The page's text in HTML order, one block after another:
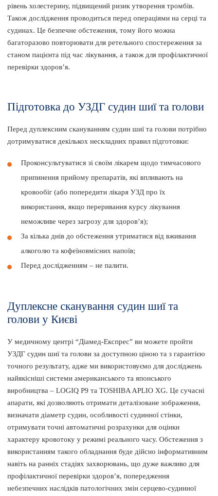
рівень холестерину, підвищений ризик утворення тромбів.
Також дослідження проводиться перед операціями на серці та
судинах. Це безпечне обстеження, тому його можна
багаторазово повторювати для ретельного спостереження за
станом пацієнта під час лікування, а також для профілактичної
перевірки здоров’я.
Підготовка до УЗДГ судин шиї та голови
Перед дуплексним скануванням судин шиї та голови потрібно
дотримуватися декількох нескладних правил підготовки:
Проконсультуватися зі своїм лікарем щодо тимчасового
припинення прийому препаратів, які впливають на
кровообіг (або попередити лікаря УЗД про їх
використання, якщо переривання курсу лікування
неможливе через загрозу для здоров’я);
За кілька днів до обстеження утриматися від вживання
алкоголю та кофеїновмісних напоїв;
Перед дослідженням – не палити.
Дуплексне сканування судин шиї та
голови у Києві
У медичному центрі “Діамед-Експрес” ви можете пройти
УЗДГ судин шиї та голови за доступною ціною та з гарантією
точного результату, адже ми використовуємо для досліджень
найякісніші системи американського та японського
виробництва – LOGIQ P9 та TOSHIBA APLIO XG. Це сучасні
апарати, які дозволяють отримати деталізоване зображення,
визначати діаметр судин, особливості судинної стінки,
отримувати точні автоматичні розрахунки для оцінки
характеру кровотоку у режимі реального часу. Обстеження з
використанням такого обладнання буде дійсно інформативним
навіть на ранніх стадіях захворювань, що дуже важливо для
профілактичної перевірки здоров’я, попередження
небезпечних наслідків патологічних змін серцево-судинної